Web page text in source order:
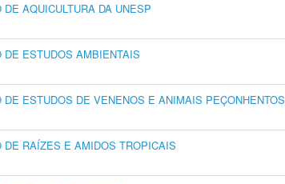
AQUICULTURA DA UNESP
ESTUDOS AMBIENTAIS
ESTUDOS DE VENENOS E ANIMAIS PEÇONHENTOS
DE RAÍZES E AMIDOS TROPICAIS